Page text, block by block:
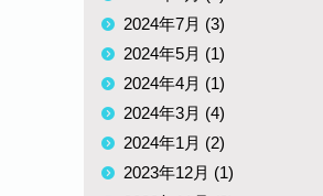
2024年7月 (3)
2024年5月 (1)
2024年4月 (1)
2024年3月 (4)
2024年1月 (2)
2023年12月 (1)